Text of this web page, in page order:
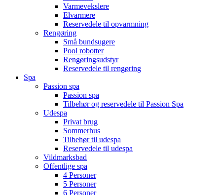
Varmevekslere
Elvarmere
Reservedele til opvarmning
Rengøring
Små bundsugere
Pool robotter
Rengøringsudstyr
Reservedele til rengøring
Spa
Passion spa
Passion spa
Tilbehør og reservedele til Passion Spa
Udespa
Privat brug
Sommerhus
Tilbehør til udespa
Reservedele til udespa
Vildmarksbad
Offentlige spa
4 Personer
5 Personer
6 Personer